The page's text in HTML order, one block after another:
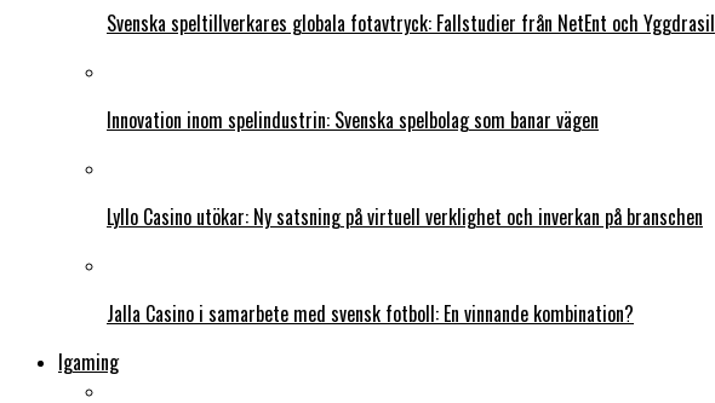
Svenska speltillverkares globala fotavtryck: Fallstudier från NetEnt och Yggdrasil
Innovation inom spelindustrin: Svenska spelbolag som banar vägen
Lyllo Casino utökar: Ny satsning på virtuell verklighet och inverkan på branschen
Jalla Casino i samarbete med svensk fotboll: En vinnande kombination?
Igaming